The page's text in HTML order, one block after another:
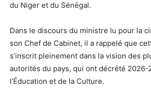
du Niger et du Sénégal.
Dans le discours du ministre lu pour la
son Chef de Cabinet, il a rappelé que
s’inscrit pleinement dans la vision des
autorités du pays, qui ont décrété 2026-
l’Éducation et de la Culture.